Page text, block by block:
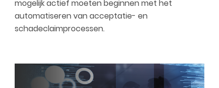
mogelijk actief moeten beginnen met het
automatiseren van acceptatie- en
schadeclaimprocessen.